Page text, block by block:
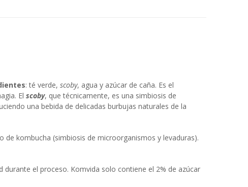
: té verde,scoby, agua y azúcar de caña. Es el
Elscoby, que técnicamente, es una simbiosis de
una bebida de delicadas burbujas naturales de la
de kombucha (simbiosis de microorganismos y levaduras).
el proceso. Komvida solo contiene el 2% de azúcar